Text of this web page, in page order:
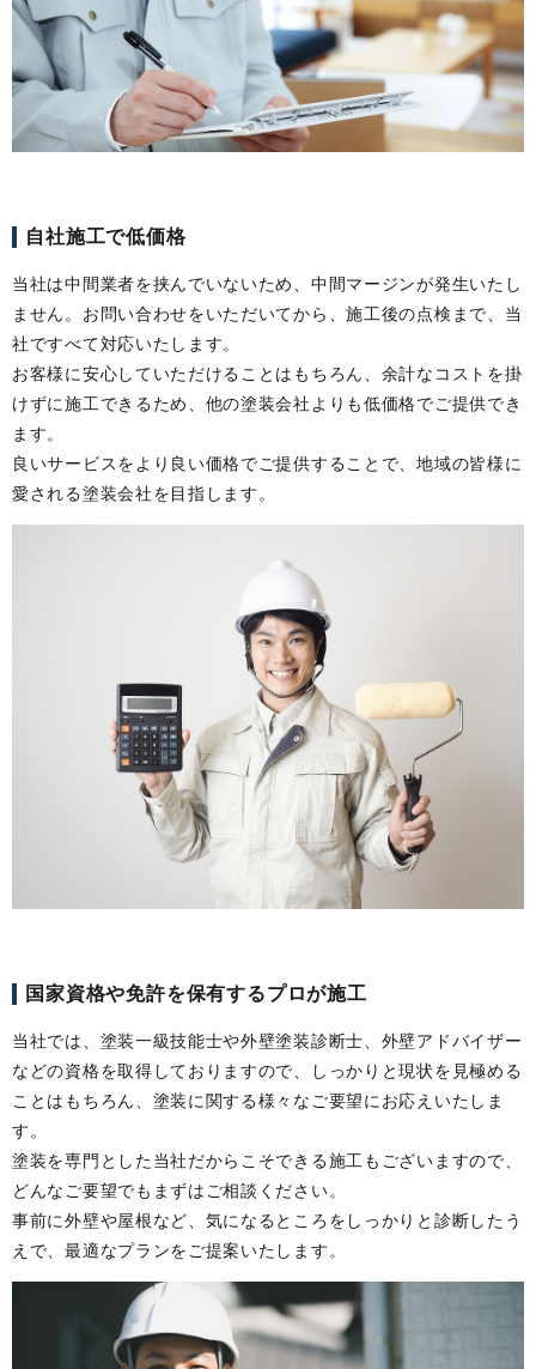
自社施工で低価格
当社は中間業者を挟んでいないため、中間マージンが発生いたし
ません。お問い合わせをいただいてから、施工後の点検まで、当
社ですべて対応いたします。
お客様に安心していただけることはもちろん、余計なコストを掛
けずに施工できるため、他の塗装会社よりも低価格でご提供でき
ます。
良いサービスをより良い価格でご提供することで、地域の皆様に
愛される塗装会社を目指します。
国家資格や免許を保有するプロが施工
当社では、塗装一級技能士や外壁塗装診断士、外壁アドバイザー
などの資格を取得しておりますので、しっかりと現状を見極める
ことはもちろん、塗装に関する様々なご要望にお応えいたしま
す。
塗装を専門とした当社だからこそできる施工もございますので、
どんなご要望でもまずはご相談ください。
事前に外壁や屋根など、気になるところをしっかりと診断したう
えで、最適なプランをご提案いたします。